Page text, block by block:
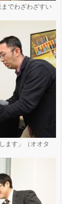
までわざわざすい
ます」（オオタ